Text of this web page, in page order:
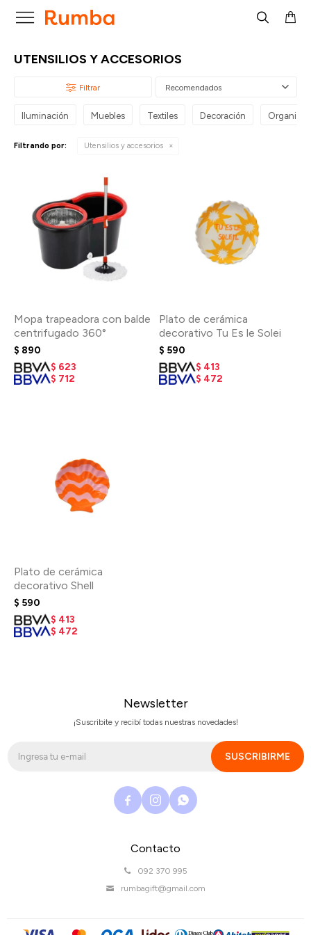

UTENSILIOS Y ACCESORIOS
Recomendados
Iluminación Muebles Textiles Decoración
Filtrando por: Utensilios y accesorios
Mopa trapeadora con balde
centrifugado 360°
$ 890
$ 623
$ 712
Plato de cerámica
decorativo Tu Es le Solei
$ 590
$ 413
$ 472
Plato de cerámica
decorativo Shell
$ 590
$ 413
$ 472
Contacto
092 370 995
rumbagift@gmail.com
Newsletter
¡Suscribite y recibí todas nuestras novedades!
SUSCRIBIRME
  